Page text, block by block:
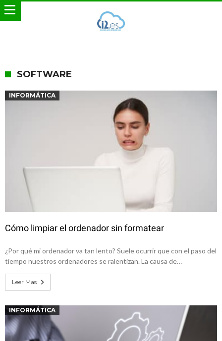
SOFTWARE
INFORMÁTICA
Cómo limpiar el ordenador sin formatear
¿Por qué mi ordenador va tan lento? Suele ocurrir que con el paso del
tiempo nuestros ordenadores se ralentizan. La causa de…
Leer Mas
INFORMÁTICA